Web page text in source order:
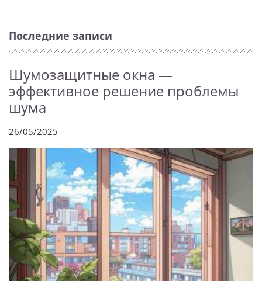
Последние записи
Шумозащитные окна —
эффективное решение проблемы
шума
26/05/2025